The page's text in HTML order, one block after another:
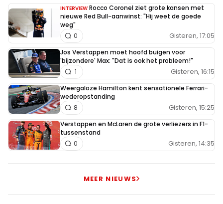
INTERVIEW Rocco Coronel ziet grote kansen met
nieuwe Red Bull-aanwinst: "Hij weet de goede
weg"
Gisteren, 17:05
0
Jos Verstappen moet hoofd buigen voor
'bijzondere' Max: "Dat is ook het probleem!"
Gisteren, 16:15
1
Weergaloze Hamilton kent sensationele Ferrari-
wederopstanding
Gisteren, 15:25
8
Verstappen en McLaren de grote verliezers in F1-
tussenstand
Gisteren, 14:35
0
MEER NIEUWS